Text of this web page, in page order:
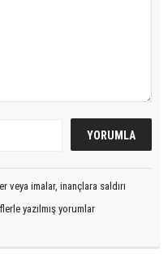
imalar, inançlara saldırı
yazılmış yorumlar